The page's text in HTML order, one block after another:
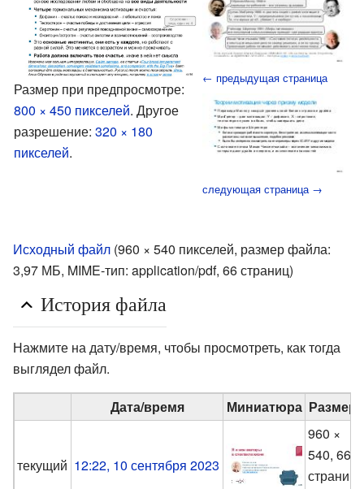
Размер при предпросмотре:
800 × 450 пикселей. Другое
разрешение: 320 × 180
пикселей.
← предыдущая страница
следующая страница →
Исходный файл (960 × 540 пикселей, размер файла:
3,97 МБ, MIME-тип: application/pdf, 66 страниц)
История файла
Нажмите на дату/время, чтобы просмотреть, как тогда
выглядел файл.
Дата/время Миниатюра
текущий 12:22, 10 сентября 2023
960 ×
540, 66
страниц